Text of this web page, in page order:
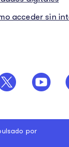
acceder sin
por